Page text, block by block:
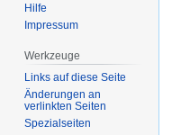
Hilfe
Impressum
Werkzeuge
Links auf diese Seite
Änderungen an
verlinkten Seiten
Spezialseiten